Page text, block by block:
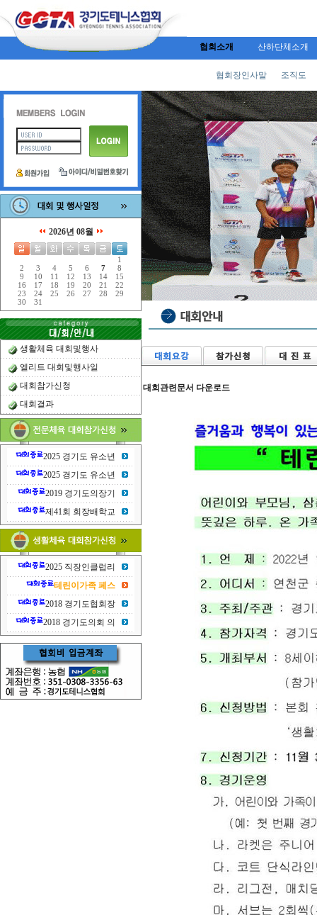
협회소개 산하단체소개
협회장인사말 조직도
2026년 08월
1
2
3 4 5 6 7
8
9
10 11 12 13 14
15
16
17 18 19 20 21
22
23
24 25 26 27 28
29
30
31
생활체육 대회및행사
엘리트 대회및행사일
대회참가신청
대회결과
2025 경기도 유소년
2025 경기도 유소년
2019 경기도의장기
제41회 회장배학교
2025 직장인클럽리
테린이가족 페스
2018 경기도협회장
2018 경기도의회 의
대회관련문서 다운로드